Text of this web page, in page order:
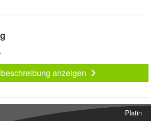
anzeigen
Platin